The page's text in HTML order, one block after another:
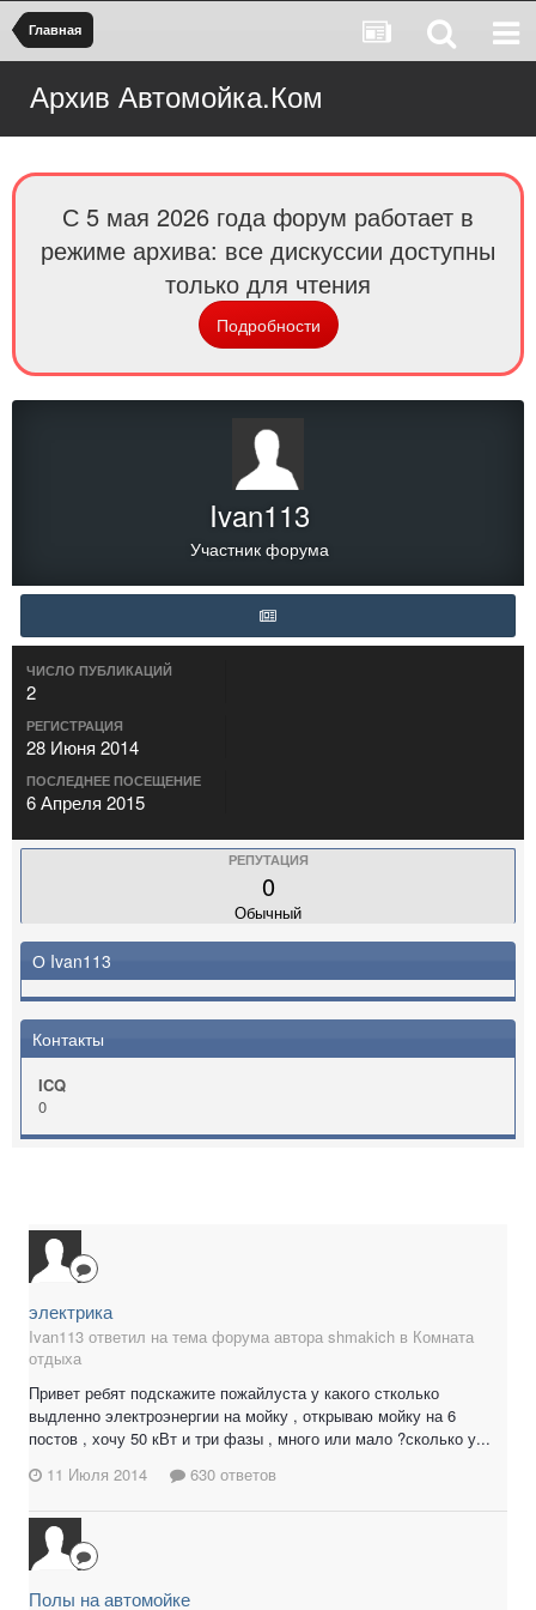
Главная
Архив Автомойка.Ком
С 5 мая 2026 года форум работает в
режиме архива: все дискуссии доступны
только для чтения
Подробности
Ivan113
Участник форума
ЧИСЛО ПУБЛИКАЦИЙ
2
РЕГИСТРАЦИЯ
28 Июня 2014
ПОСЛЕДНЕЕ ПОСЕЩЕНИЕ
6 Апреля 2015
РЕПУТАЦИЯ
0
Обычный
О Ivan113
Контакты
ICQ
0
электрика
Ivan113 ответил на тема форума автора shmakich в Комната
отдыха
Привет ребят подскажите пожайлуста у какого стколько
выдленно электроэнергии на мойку , открываю мойку на 6
постов , хочу 50 кВт и три фазы , много или мало ?сколько у...
11 Июля 2014
630 ответов
Полы на автомойке